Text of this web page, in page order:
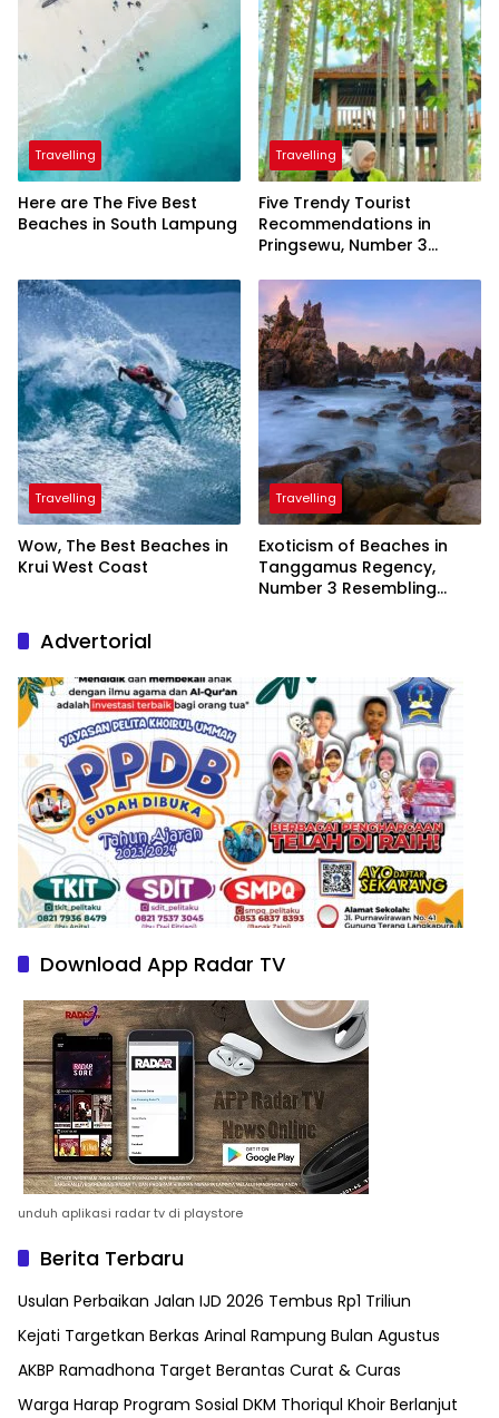
Travelling
Here are The Five Best
Beaches in South Lampung
Travelling
Five Trendy Tourist
Recommendations in
Pringsewu, Number 3
President
Travelling
Wow, The Best Beaches in
Krui West Coast
Travelling
Exoticism of Beaches in
Tanggamus Regency,
Number 3 Resembling
Advertorial
Download App Radar TV
unduh aplikasi radar tv di playstore
Berita Terbaru
Usulan Perbaikan Jalan IJD 2026 Tembus Rp1 Triliun
Kejati Targetkan Berkas Arinal Rampung Bulan Agustus
AKBP Ramadhona Target Berantas Curat & Curas
Warga Harap Program Sosial DKM Thoriqul Khoir Berlanjut